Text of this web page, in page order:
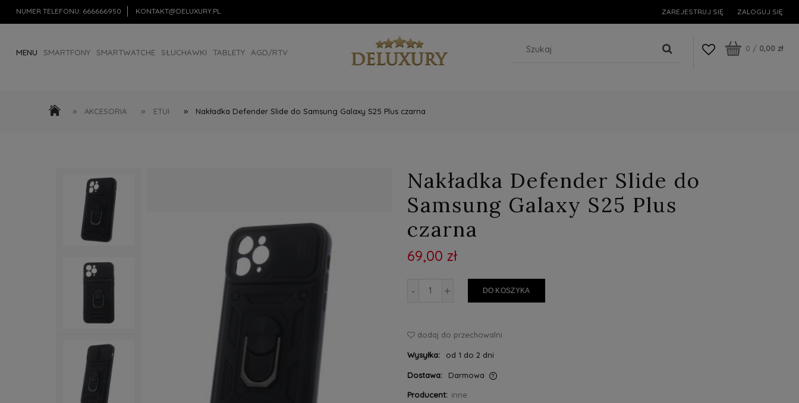
NUMER TELEFONU: 666666950 KONTAKT@DELUXURY.PL ZAREJESTRUJ SIĘ ZALOGUJ SIĘ
MENU SMARTFONY SMARTWATCHE SŁUCHAWKI TABLETY AGD/RTV 0 / 0,00 zł
» AKCESORIA » ETUI » Nakładka Defender Slide do Samsung Galaxy S25 Plus czarna
Nakładka Defender Slide do
Samsung Galaxy S25 Plus
czarna
69,00 zł
- + DO KOSZYKA
dodaj do przechowalni
Wysyłka: od 1 do 2 dni
Dostawa: Darmowa
Producent: inne